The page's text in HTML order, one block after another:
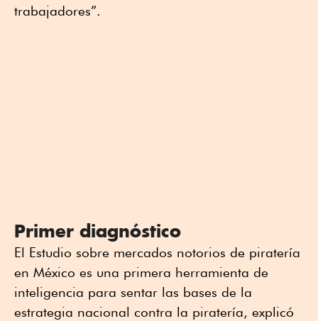
trabajadores”.
Primer diagnóstico
El Estudio sobre mercados notorios de piratería
en México es una primera herramienta de
inteligencia para sentar las bases de la
estrategia nacional contra la piratería, explicó